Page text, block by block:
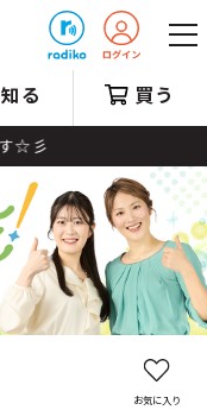
知る 買う
お気に入り